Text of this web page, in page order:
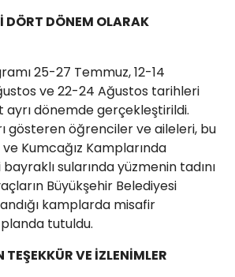
DÖRT DÖNEM OLARAK
25-27 Temmuz, 12-14
ve 22-24 Ağustos tarihleri
dönemde gerçekleştirildi.
gösteren öğrenciler ve aileleri, bu
Kumcağız Kamplarında
bayraklı sularında yüzmenin tadını
Büyükşehir Belediyesi
kamplarda misafir
tutuldu.
TEŞEKKÜR VE İZLENİMLER